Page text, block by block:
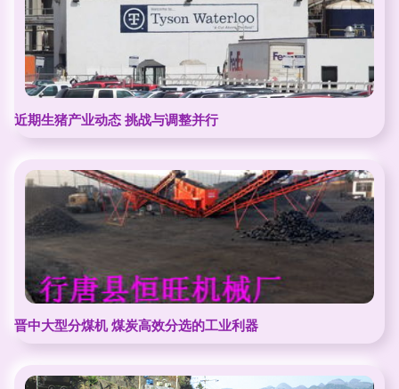
近期生猪产业动态 挑战与调整并行
晋中大型分煤机 煤炭高效分选的工业利器